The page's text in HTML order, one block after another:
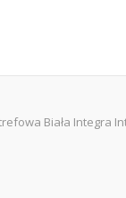
Biała Integra